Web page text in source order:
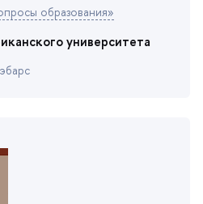
образования»
университета